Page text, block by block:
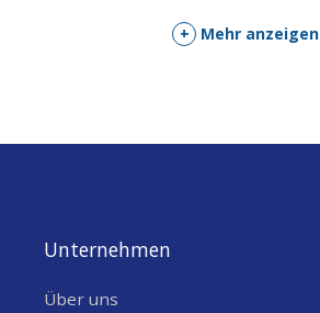
+ Mehr anzeigen
Unternehmen
Über uns